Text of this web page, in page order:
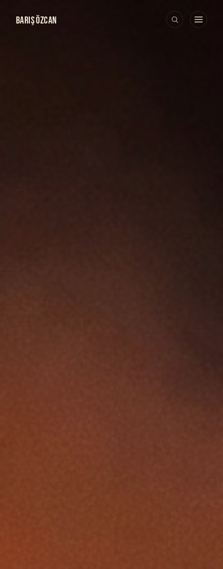
BARIŞ ÖZCAN